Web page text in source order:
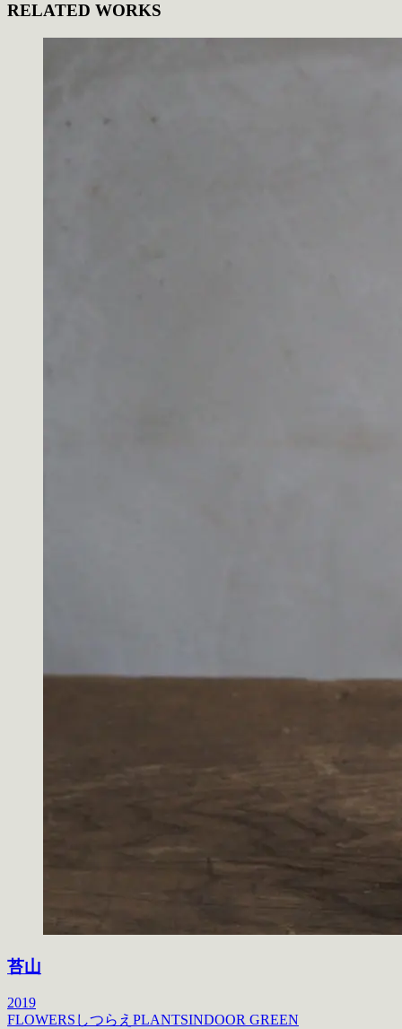
RELATED WORKS
苔山
2019
FLOWERS しつらえ PLANTSINDOOR GREEN